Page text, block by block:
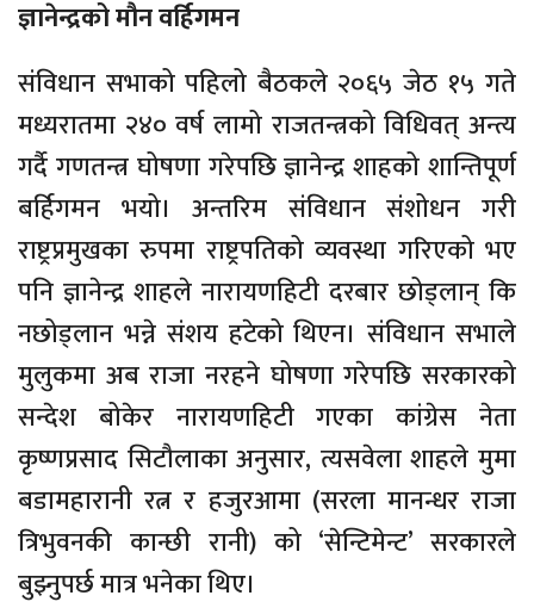
ज्ञानेन्द्रको मौन वर्हिगमन
संविधान सभाको पहिलो बैठकले २०६५ जेठ १५ गते
मध्यरातमा २४० वर्ष लामो राजतन्त्रको विधिवत् अन्त्य
गर्दै गणतन्त्र घोषणा गरेपछि ज्ञानेन्द्र शाहको शान्तिपूर्ण
बर्हिगमन भयो। अन्तरिम संविधान संशोधन गरी
राष्ट्रप्रमुखका रुपमा राष्ट्रपतिको व्यवस्था गरिएको भए
पनि ज्ञानेन्द्र शाहले नारायणहिटी दरबार छोड्लान् कि
नछोड्लान भन्ने संशय हटेको थिएन। संविधान सभाले
मुलुकमा अब राजा नरहने घोषणा गरेपछि सरकारको
सन्देश बोकेर नारायणहिटी गएका कांग्रेस नेता
कृष्णप्रसाद सिटौलाका अनुसार, त्यसवेला शाहले मुमा
बडामहारानी रत्न र हजुरआमा (सरला मानन्धर राजा
त्रिभुवनकी कान्छी रानी) को ‘सेन्टिमेन्ट’ सरकारले
बुझ्नुपर्छ मात्र भनेका थिए।